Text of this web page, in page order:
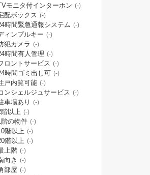
モニタ付インターホン (-)
配ボックス (-)
時間緊急通報システム (-)
ィンプルキー (-)
犯カメラ (-)
時間有人管理 (-)
ロントサービス (-)
時間ゴミ出し可 (-)
戸内覧可能 (-)
ンシェルジュサービス (-)
車場あり (-)
階以上 (-)
階の物件 (-)
階以上 (-)
階以上 (-)
上階 (-)
向き (-)
部屋 (-)